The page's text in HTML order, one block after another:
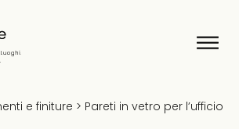
e finiture > Pareti in vetro per l’ufficio